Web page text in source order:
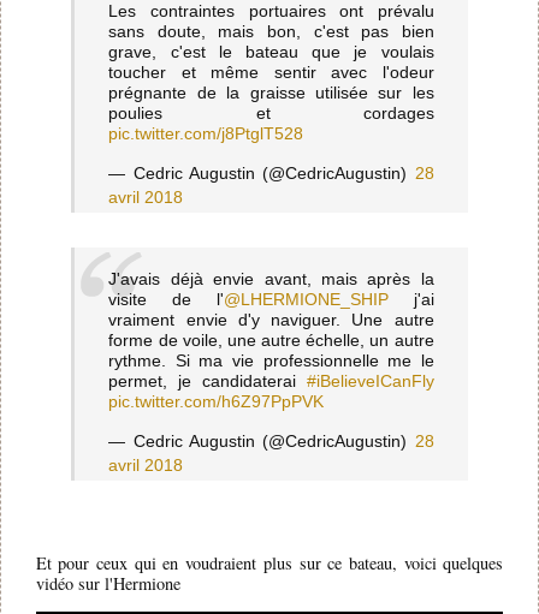
Les contraintes portuaires ont prévalu
sans doute, mais bon, c'est pas bien
grave, c'est le bateau que je voulais
toucher et même sentir avec l'odeur
prégnante de la graisse utilisée sur les
poulies et cordages
pic.twitter.com/j8PtglT528
— Cedric Augustin (@CedricAugustin) 28
avril 2018
J'avais déjà envie avant, mais après la
visite de l'@LHERMIONE_SHIPj'ai
vraiment envie d'y naviguer. Une autre
forme de voile, une autre échelle, un autre
rythme. Si ma vie professionnelle me le
permet, je candidaterai #iBelieveICanFly
pic.twitter.com/h6Z97PpPVK
— Cedric Augustin (@CedricAugustin) 28
avril 2018
Et pour ceux qui en voudraient plus sur ce bateau, voici quelques
vidéo sur l'Hermione